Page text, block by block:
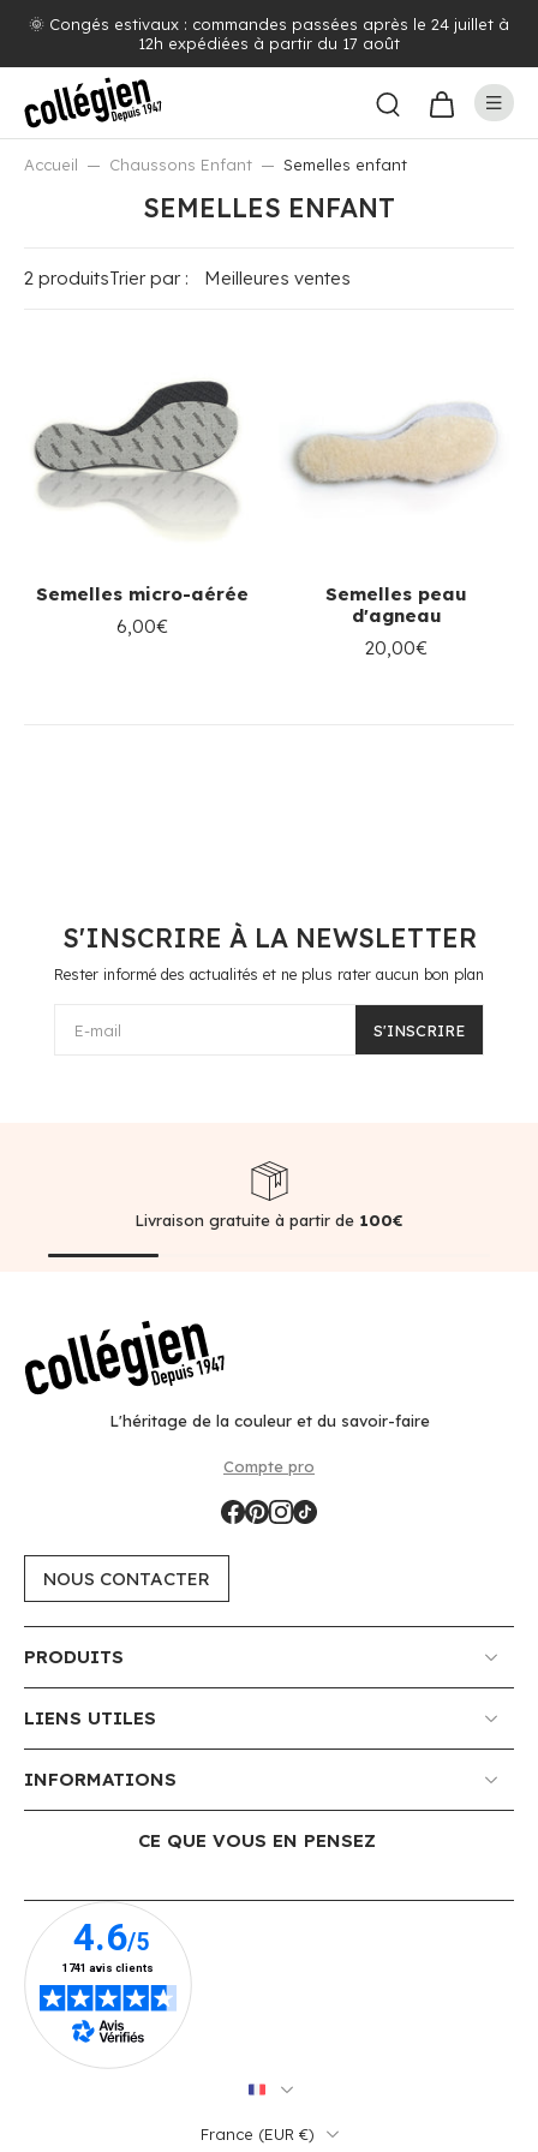
🌞 Congés estivaux : commandes passées après le 24 juillet à
12h expédiées à partir du 17 août
Accueil Chaussons Enfant Semelles enfant
SEMELLES ENFANT
2 produitsTrier par :
Semelles micro-aérée
6,00€
Semelles peau
d'agneau
20,00€
S'INSCRIRE À LA NEWSLETTER
Rester informé des actualités et ne plus rater aucun bon plan
E-mail S'INSCRIRE
Livraison gratuite à partir de 100€
L'héritage de la couleur et du savoir-faire
Compte pro
NOUS CONTACTER
PRODUITS
LIENS UTILES
INFORMATIONS
CE QUE VOUS EN PENSEZ
France ‎(EUR €)‎